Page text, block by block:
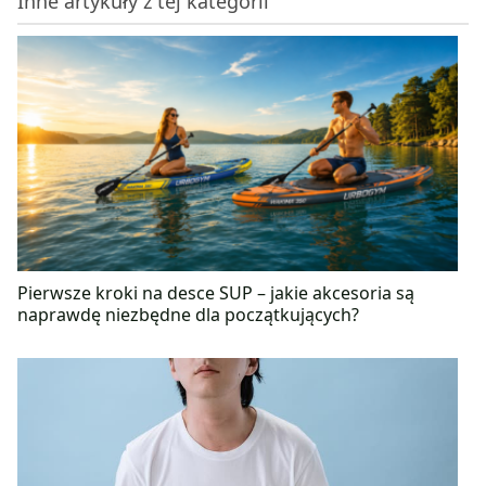
czemu może oderwać się od codziennej rutyny.
Dietetyk w sztabie szkoleniowym Krakowskiej
Szkoły Piłki Nożnej Pogoń Kraków.
Pierwsze kroki na desce SUP – jakie akcesoria są
naprawdę niezbędne dla początkujących?